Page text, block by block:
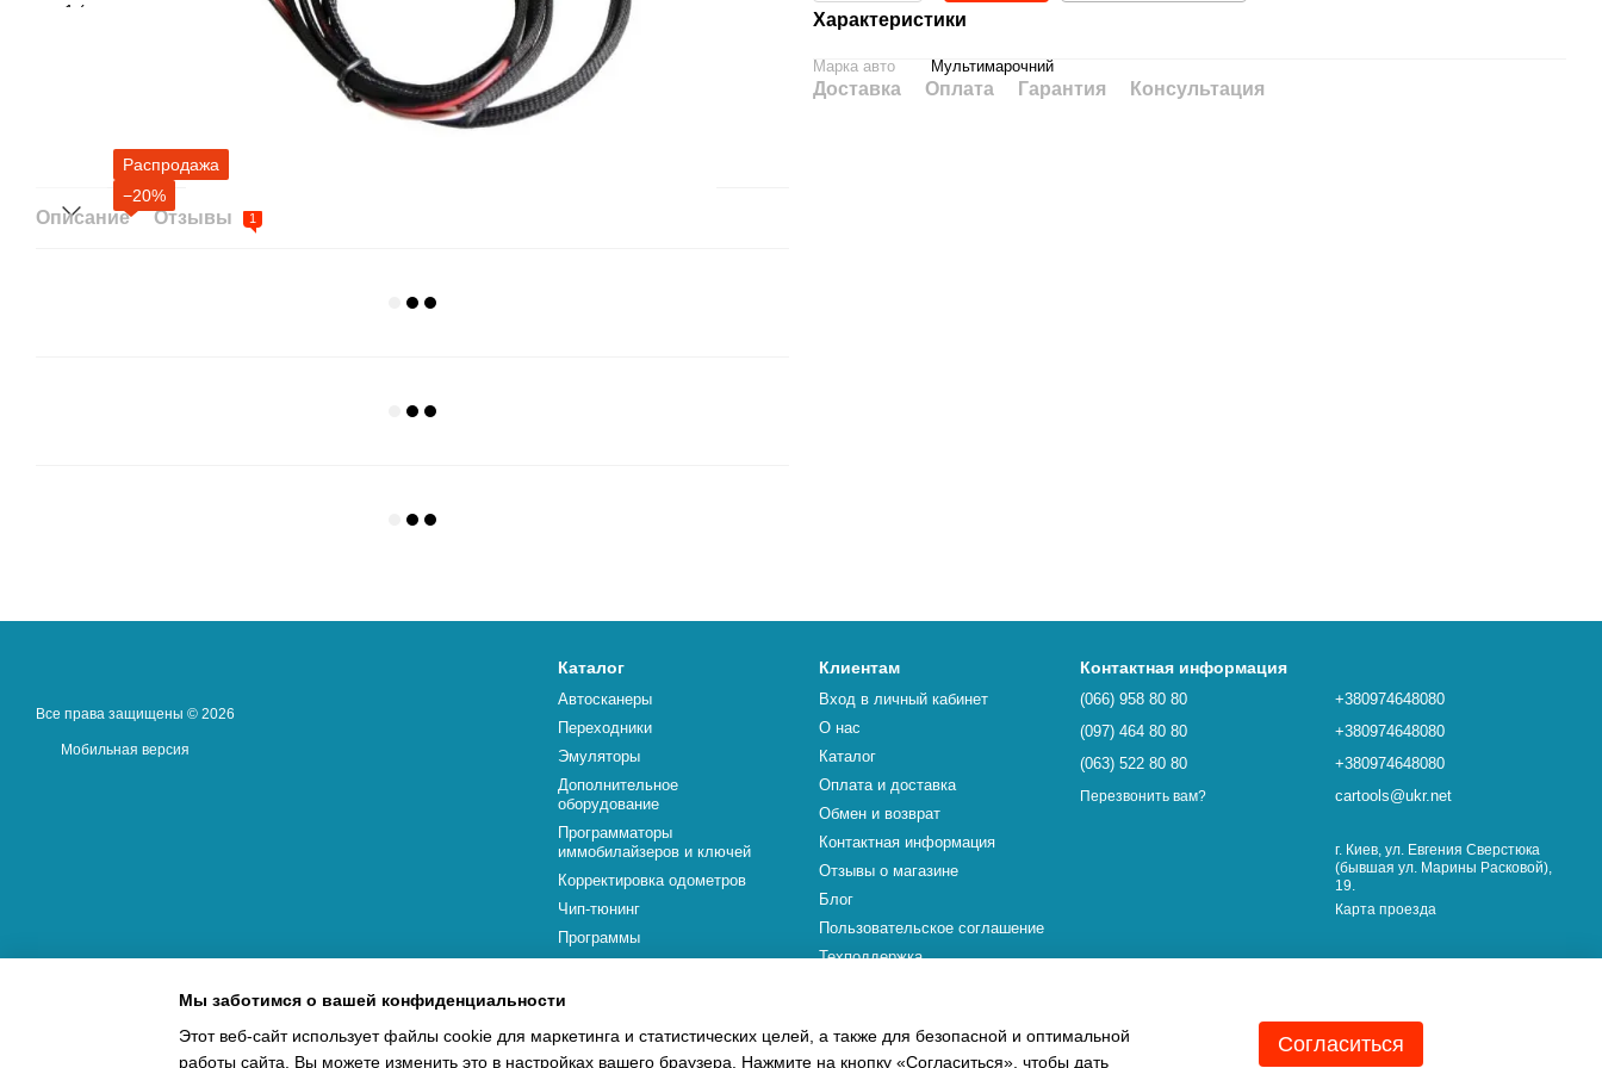
Распродажа
−20%
Описание Отзывы 1
Характеристики
Марка авто Мультимарочний
Доставка Оплата Гарантия Консультация
Все права защищены © 2026
Мобильная версия
Каталог
Автосканеры
Переходники
Эмуляторы
Дополнительное
оборудование
Программаторы
иммобилайзеров и ключей
Корректировка одометров
Чип-тюнинг
Программы
Клиентам
Вход в личный кабинет
О нас
Каталог
Оплата и доставка
Обмен и возврат
Контактная информация
Отзывы о магазине
Блог
Пользовательское соглашение
Техподдержка
Контактная информация
(066) 958 80 80
(097) 464 80 80
(063) 522 80 80
Перезвонить вам?
+380974648080
+380974648080
+380974648080
cartools@ukr.net
г. Киев, ул. Евгения Сверстюка
(бывшая ул. Марины Расковой),
19.
Карта проезда
Мы заботимся о вашей конфиденциальности
Этот веб-сайт использует файлы cookie для маркетинга и статистических целей, а также для безопасной и оптимальной
работы сайта. Вы можете изменить это в настройках вашего браузера. Нажмите на кнопку «Согласиться», чтобы дать
Согласиться